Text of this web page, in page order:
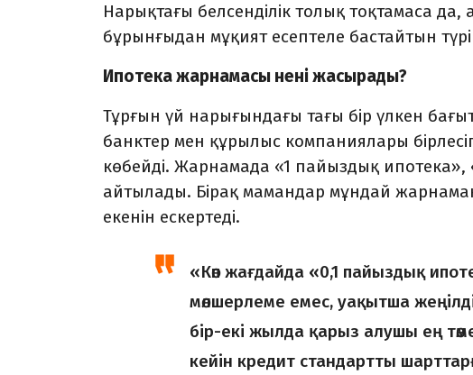
Нарықтағы белсенділік толық тоқтамаса
бұрынғыдан мұқият есептеле бас­тайтын
Ипотека жарнамасы нені жасырады?
Тұрғын үй нарығындағы тағы бір үлкен
банктер мен құрылыс компаниялары
көбейді. Жарнамада «1 пайыздық ипотека»,
айтылады. Бірақ мамандар мұндай
еке­нін ескертеді.
«Көп жағдайда «0,1 пайыздық
мөлшерлеме емес, уақыт­ша
бір-екі жылда қарыз алушы ең
кейін кредит стан­дартты